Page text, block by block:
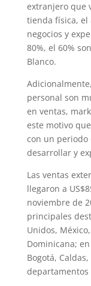
extranjero que
tienda física, el
negocios y
80%, el 60%
Blanco.
personal son
en ventas,
este motivo
con un periodo
desarrollar y
Las ventas
llegaron a
noviembre de
principales
Unidos,
Dominicana;
Bogotá,
departamentos